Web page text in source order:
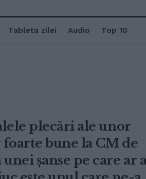
Tableta zilei Audio Top 10
plecări ale unor
bune la CM de
șanse pe care ar